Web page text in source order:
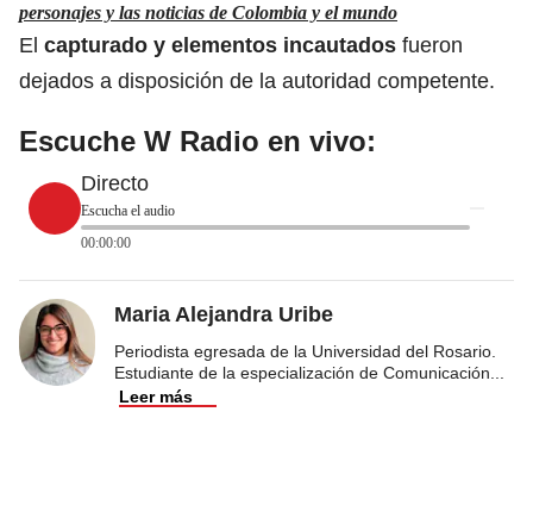
personajes y las noticias de Colombia y el mundo
El capturado y elementos incautados fueron
dejados a disposición de la autoridad competente.
Escuche W Radio en vivo:
Directo
Escucha el audio
00:00:00
Maria Alejandra Uribe
Periodista egresada de la Universidad del Rosario.
Estudiante de la especialización de Comunicación
Leer más